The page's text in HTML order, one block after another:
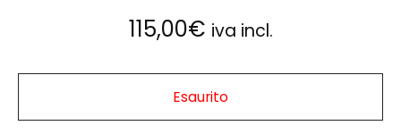
115,00€ iva incl.
Esaurito